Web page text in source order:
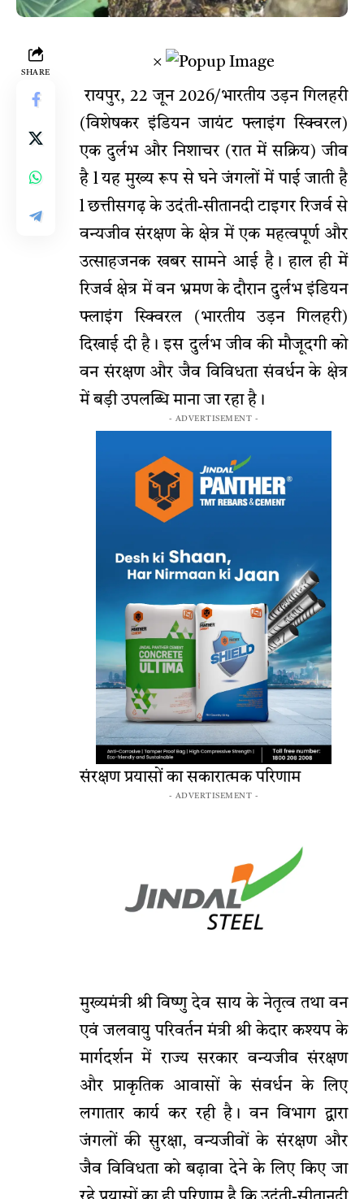
SHARE
×
रायपुर, 22 जून 2026/भारतीय उड़न गिलहरी
(विशेषकर इंडियन जायंट फ्लाइंग स्क्विरल)
एक दुर्लभ और निशाचर (रात में सक्रिय) जीव
है l यह मुख्य रूप से घने जंगलों में पाई जाती है
l छत्तीसगढ़ के उदंती-सीतानदी टाइगर रिजर्व से
वन्यजीव संरक्षण के क्षेत्र में एक महत्वपूर्ण और
उत्साहजनक खबर सामने आई है। हाल ही में
रिजर्व क्षेत्र में वन भ्रमण के दौरान दुर्लभ इंडियन
फ्लाइंग स्क्विरल (भारतीय उड़न गिलहरी)
दिखाई दी है। इस दुर्लभ जीव की मौजूदगी को
वन संरक्षण और जैव विविधता संवर्धन के क्षेत्र
में बड़ी उपलब्धि माना जा रहा है।
- ADVERTISEMENT -
संरक्षण प्रयासों का सकारात्मक परिणाम
- ADVERTISEMENT -
मुख्यमंत्री श्री विष्णु देव साय के नेतृत्व तथा वन
एवं जलवायु परिवर्तन मंत्री श्री केदार कश्यप के
मार्गदर्शन में राज्य सरकार वन्यजीव संरक्षण
और प्राकृतिक आवासों के संवर्धन के लिए
लगातार कार्य कर रही है। वन विभाग द्वारा
जंगलों की सुरक्षा, वन्यजीवों के संरक्षण और
जैव विविधता को बढ़ावा देने के लिए किए जा